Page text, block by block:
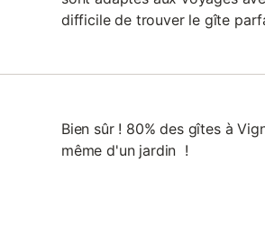
difficile de trouver le gîte
Bien sûr ! 80% des gîtes à
même d'un jardin !